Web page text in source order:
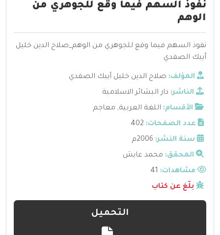
نفوذ السهم فيما وقع للجوهري من
الوهم
نفوذ السهم فيما وقع للجوهري من الوهم_صلاح الدين خليل
أيبك الصفدي
المؤلف: صلاح الدين خليل أيبك الصفدي
الناشر: دار البشائر الاسلامية
الأقسام: اللغة العربية, معاجم
عدد الصفحات: 402
سنة النشر: 2006م
المحقق: محمد عايش
مشاهدات:
بلّغ عن كتاب
التحميل